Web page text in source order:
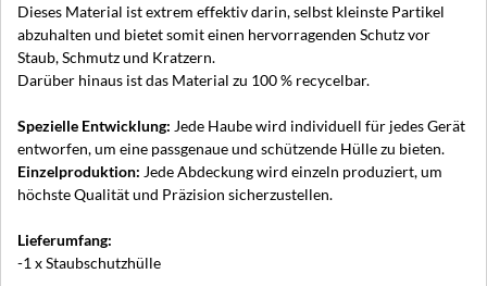
Dieses Material ist extrem effektiv darin, selbst kleinste Partikel
abzuhalten und bietet somit einen hervorragenden Schutz vor
Staub, Schmutz und Kratzern.
Darüber hinaus ist das Material zu 100 % recycelbar.
Spezielle Entwicklung: Jede Haube wird individuell für jedes Gerät
entworfen, um eine passgenaue und schützende Hülle zu bieten.
Einzelproduktion: Jede Abdeckung wird einzeln produziert, um
höchste Qualität und Präzision sicherzustellen.
Lieferumfang:
-1 x Staubschutzhülle